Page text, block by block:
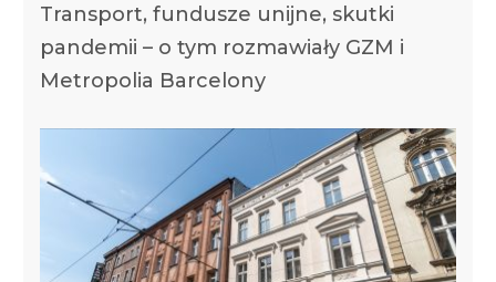
Transport, fundusze unijne, skutki
pandemii – o tym rozmawiały GZM i
Metropolia Barcelony